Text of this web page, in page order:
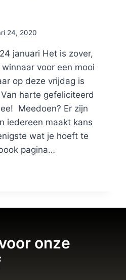
24, 2020
januari Het is zover,
voor een mooi
op deze vrijdag is
harte gefeliciteerd
Meedoen? Er zijn
iedereen maakt kans
wat je hoeft te
pagina…
onze